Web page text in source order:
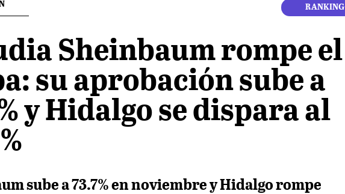
RANKING
Sheinbaum rompe el
su aprobación sube a
y Hidalgo se dispara al
sube a 73.7% en noviembre y Hidalgo rompe